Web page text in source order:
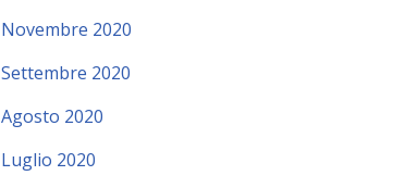
Novembre 2020
Settembre 2020
Agosto 2020
Luglio 2020